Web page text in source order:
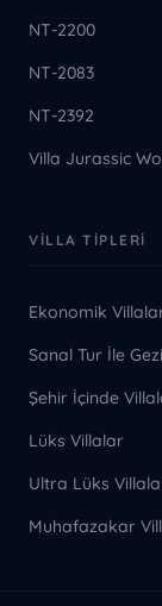
NT-2200
NT-2083
NT-2392
Villa Jurassic
VILLA TIPLERI
Ekonomik
Sanal Tur İle
Şehir İçinde
Lüks Villalar
Ultra Lüks
Muhafazakar